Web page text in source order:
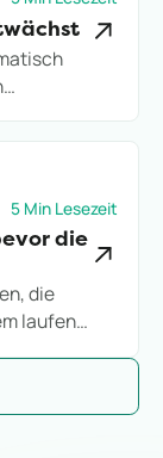
5 Min Lesezeit
die
die
laufen